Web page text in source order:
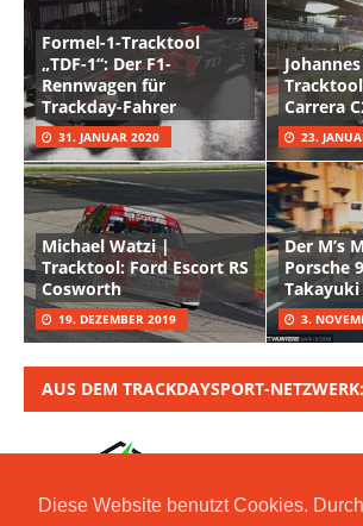
Diese Website benutzt Cookies.
Formel-1-Tracktool
„TDF-1“: Der F1-
Rennwagen für
Trackday-Fahrer
31. JANUAR 2020
Carrera
23.
Michael Watzi |
Tracktool: Ford Escort RS
Cosworth
19. DEZEMBER 2019
Der M’s
Porsche
3.
AUS DEM TRACKDAYSPORT-NETZWERK: